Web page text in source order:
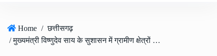
Home / छत्तीसगढ़
/ मुख्यमंत्री विष्णुदेव साय के सुशासन में ग्रामीण क्षेत्रों में मजबूत हो रहा पेयजल अधोसंरचना का नेटवर्क